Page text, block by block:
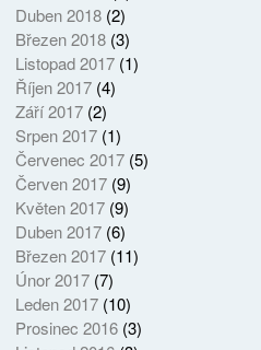
Duben 2018(2)
Březen 2018(3)
Listopad 2017(1)
Říjen 2017(4)
Září 2017(2)
Srpen 2017(1)
Červenec 2017(5)
Červen 2017(9)
Květen 2017(9)
Duben 2017(6)
Březen 2017(11)
Únor 2017(7)
Leden 2017(10)
Prosinec 2016(3)